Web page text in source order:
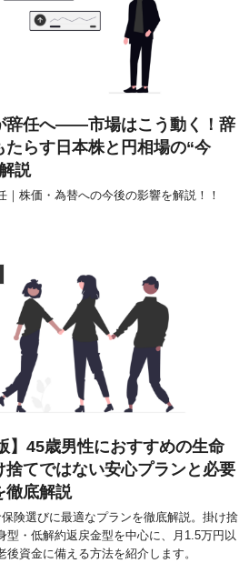
辞任へ――市場はこう動く！辞
たらす日本株と円相場の“今
説
｜株価・為替への今後の影響を解説！！
】45歳男性におすすめの生命
捨てではない安心プランと必要
徹底解説
険選びに最適なプランを徹底解説。掛け捨
型・低解約返戻金型を中心に、月1.5万円以
後資金に備える方法を紹介します。